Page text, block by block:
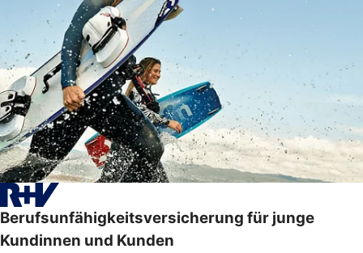
Berufsunfähigkeitsversicherung für junge
Kundinnen und Kunden